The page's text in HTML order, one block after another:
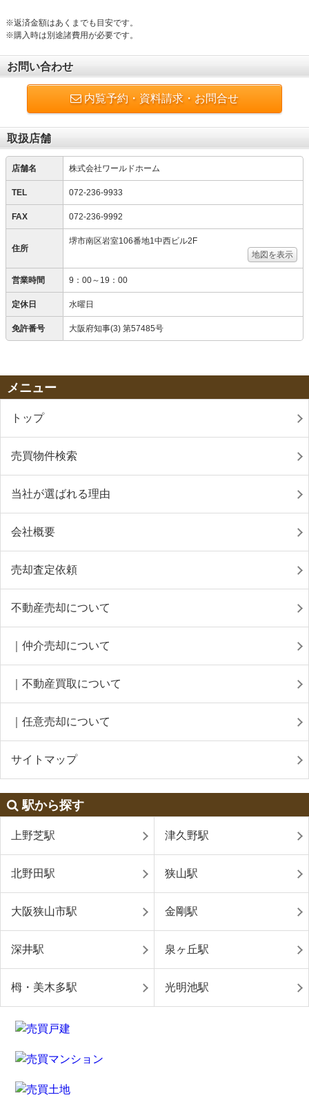
※返済金額はあくまでも目安です。
※購入時は別途諸費用が必要です。
お問い合わせ
内覧予約・資料請求・お問合せ
取扱店舗
店舗名 株式会社ワールドホーム
TEL 072-236-9933
FAX 072-236-9992
住所
堺市南区岩室106番地1中西ビル2F
地図を表示
営業時間 9：00～19：00
定休日 水曜日
免許番号 大阪府知事(3) 第57485号
メニュー
トップ
売買物件検索
当社が選ばれる理由
会社概要
売却査定依頼
不動産売却について
｜仲介売却について
｜不動産買取について
｜任意売却について
サイトマップ
駅から探す
上野芝駅 津久野駅
北野田駅 狭山駅
大阪狭山市駅 金剛駅
深井駅 泉ヶ丘駅
栂・美木多駅 光明池駅